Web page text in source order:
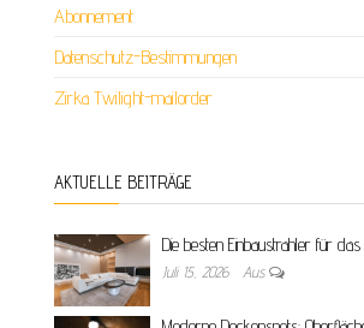
Abonnement
Datenschutz-Bestimmungen
Zirka Twilight-mailorder
AKTUELLE BEITRÄGE
Die besten Einbaustrahler für
Juli 15, 2026 Aus